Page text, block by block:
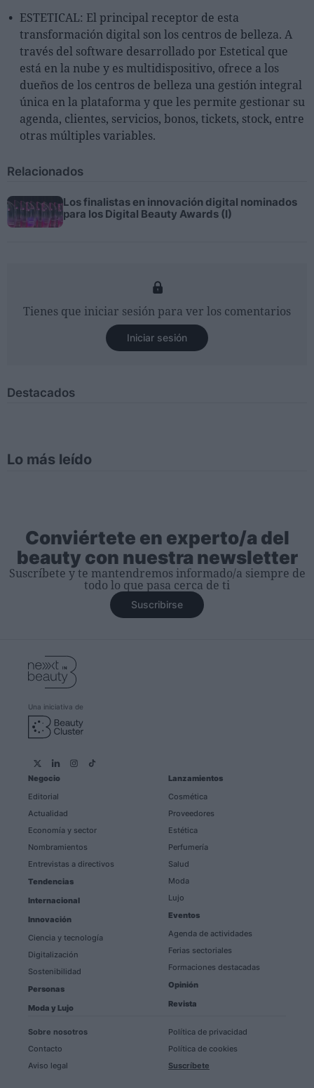
ESTETICAL: El principal receptor de esta
transformación digital son los centros de belleza. A
través del software desarrollado por Estetical que
está en la nube y es multidispositivo, ofrece a los
dueños de los centros de belleza una gestión integral
única en la plataforma y que les permite gestionar su
agenda, clientes, servicios, bonos, tickets, stock, entre
otras múltiples variables.
Relacionados
Los finalistas en innovación digital nominados
para los Digital Beauty Awards (I)
Tienes que iniciar sesión para ver los comentarios
Iniciar sesión
Destacados
Lo más leído
Conviértete en experto/a del
beauty con nuestra newsletter
Suscríbete y te mantendremos informado/a siempre de
todo lo que pasa cerca de ti
Suscribirse
Una iniciativa de
Negocio
Editorial
Actualidad
Economía y sector
Nombramientos
Entrevistas a directivos
Tendencias
Internacional
Innovación
Ciencia y tecnología
Digitalización
Sostenibilidad
Personas
Moda y Lujo
Lanzamientos
Cosmética
Proveedores
Estética
Perfumería
Salud
Moda
Lujo
Eventos
Agenda de actividades
Ferias sectoriales
Formaciones destacadas
Opinión
Revista
Sobre nosotros
Contacto
Aviso legal
Política de privacidad
Política de cookies
Suscríbete